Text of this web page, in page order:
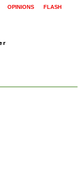
OPINIONS FLASH